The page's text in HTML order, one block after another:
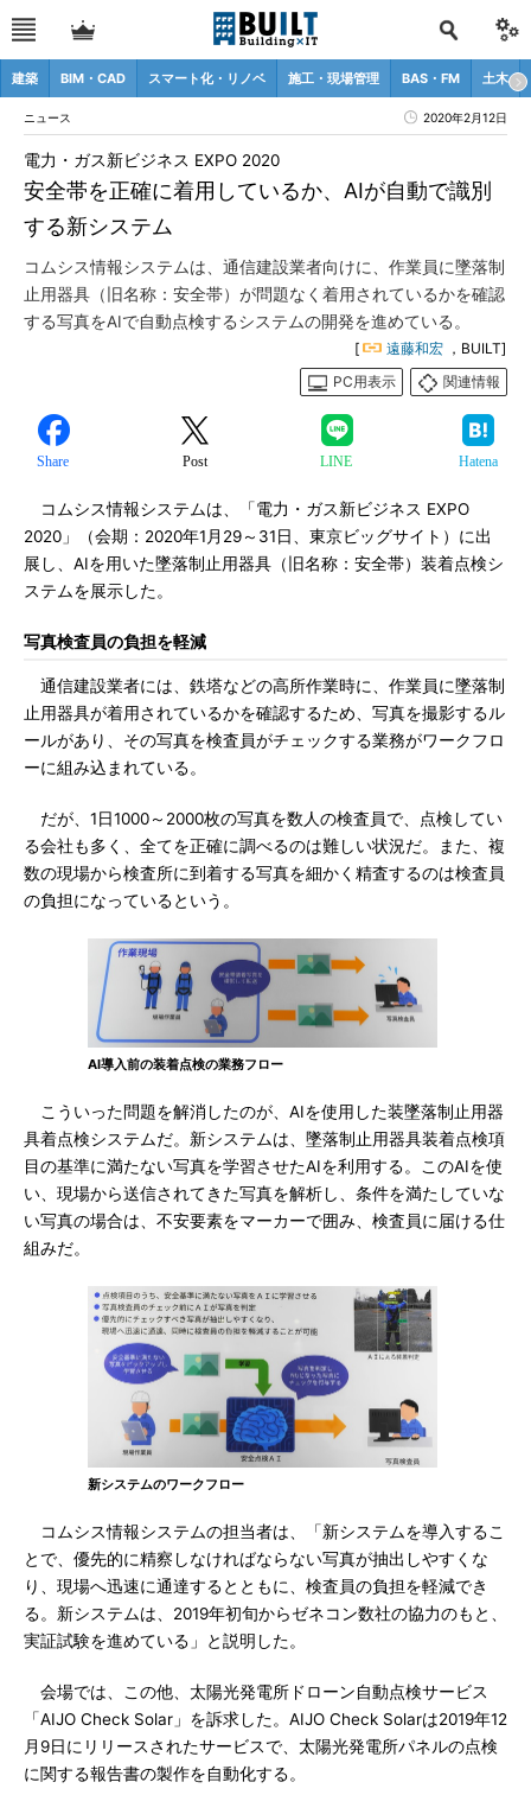
建築 BIM・CAD スマート化・リノベ 施工・現場管理 BAS・FM 土木
ニュース 2020年2月12日
安全帯を正確に着用しているか、AIが自動で識別
する新システム
電力・ガス新ビジネス EXPO 2020
コムシス情報システムは、通信建設業者向けに、作業員に墜落制
止用器具（旧名称：安全帯）が問題なく着用されているかを確認
する写真をAIで自動点検するシステムの開発を進めている。
[ 遠藤和宏 ，BUILT]
PC用表示
関連情報
Share Post LINE Hatena
コムシス情報システムは、「電力・ガス新ビジネス EXPO
2020」（会期：2020年1月29～31日、東京ビッグサイト）に出
展し、AIを用いた墜落制止用器具（旧名称：安全帯）装着点検シ
ステムを展示した。
写真検査員の負担を軽減
通信建設業者には、鉄塔などの高所作業時に、作業員に墜落制
止用器具が着用されているかを確認するため、写真を撮影するル
ールがあり、その写真を検査員がチェックする業務がワークフロ
ーに組み込まれている。
だが、1日1000～2000枚の写真を数人の検査員で、点検してい
る会社も多く、全てを正確に調べるのは難しい状況だ。また、複
数の現場から検査所に到着する写真を細かく精査するのは検査員
の負担になっているという。
AI導入前の装着点検の業務フロー
こういった問題を解消したのが、AIを使用した装墜落制止用器
具着点検システムだ。新システムは、墜落制止用器具装着点検項
目の基準に満たない写真を学習させたAIを利用する。このAIを使
い、現場から送信されてきた写真を解析し、条件を満たしていな
い写真の場合は、不安要素をマーカーで囲み、検査員に届ける仕
組みだ。
新システムのワークフロー
コムシス情報システムの担当者は、「新システムを導入するこ
とで、優先的に精察しなければならない写真が抽出しやすくな
り、現場へ迅速に通達するとともに、検査員の負担を軽減でき
る。新システムは、2019年初旬からゼネコン数社の協力のもと、
実証試験を進めている」と説明した。
会場では、この他、太陽光発電所ドローン自動点検サービス
「AIJO Check Solar」を訴求した。AIJO Check Solarは2019年12
月9日にリリースされたサービスで、太陽光発電所パネルの点検
に関する報告書の製作を自動化する。